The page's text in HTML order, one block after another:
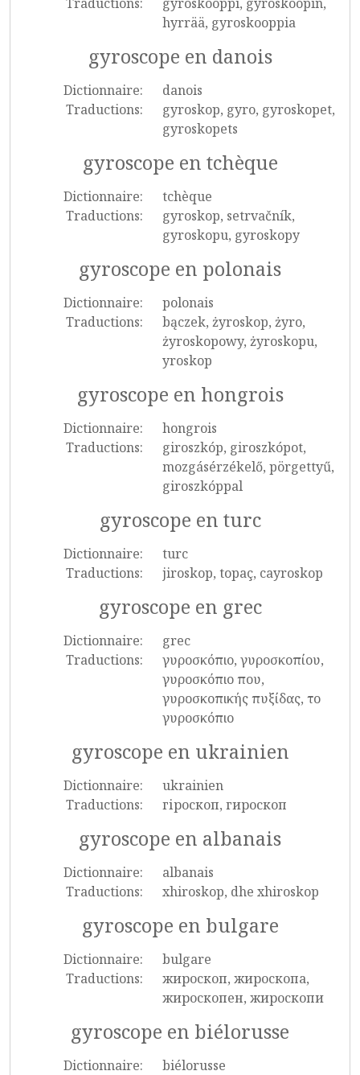
hyrrää, gyroskooppia
gyroscope en danois
Dictionnaire:
danois
Traductions:
gyroskop, gyro, gyroskopet,
gyroskopets
gyroscope en tchèque
Dictionnaire:
tchèque
Traductions:
gyroskop, setrvačník,
gyroskopu, gyroskopy
gyroscope en polonais
Dictionnaire:
polonais
Traductions:
bączek, żyroskop, żyro,
żyroskopowy, żyroskopu,
yroskop
gyroscope en hongrois
Dictionnaire:
hongrois
Traductions:
giroszkóp, giroszkópot,
mozgásérzékelő, pörgettyű,
giroszkóppal
gyroscope en turc
Dictionnaire:
turc
Traductions:
jiroskop, topaç, cayroskop
gyroscope en grec
Dictionnaire:
grec
Traductions:
γυροσκόπιο, γυροσκοπίου,
γυροσκόπιο που,
γυροσκοπικής πυξίδας, το
γυροσκόπιο
gyroscope en ukrainien
Dictionnaire:
ukrainien
Traductions:
гіроскоп, гироскоп
gyroscope en albanais
Dictionnaire:
albanais
Traductions:
xhiroskop, dhe xhiroskop
gyroscope en bulgare
Dictionnaire:
bulgare
Traductions:
жироскоп, жироскопа,
жироскопен, жироскопи
gyroscope en biélorusse
Dictionnaire:
biélorusse